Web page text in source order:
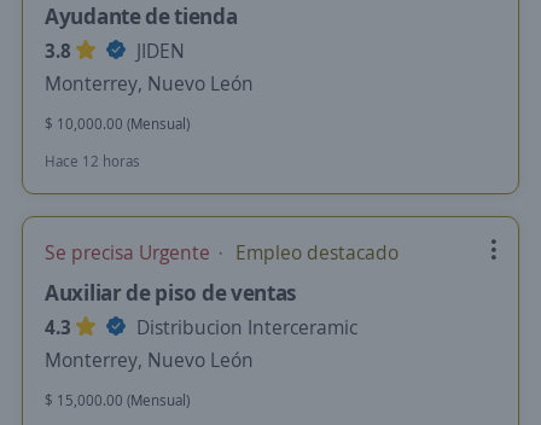
Ayudante de tienda
3.8
JIDEN
Monterrey, Nuevo León
$ 10,000.00 (Mensual)
Hace 12 horas
Se precisa Urgente Empleo destacado
Auxiliar de piso de ventas
4.3
Distribucion Interceramic
Monterrey, Nuevo León
$ 15,000.00 (Mensual)